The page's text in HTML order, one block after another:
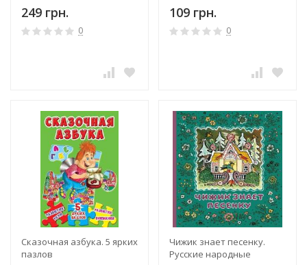
249 грн.
0
109 грн.
0
Сказочная азбука. 5 ярких
пазлов
Чижик знает песенку.
Русские народные